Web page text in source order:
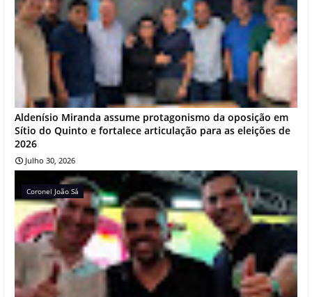
Aldenísio Miranda assume protagonismo da oposição em
Sítio do Quinto e fortalece articulação para as eleições de
2026
Julho 30, 2026
Coronel João Sá